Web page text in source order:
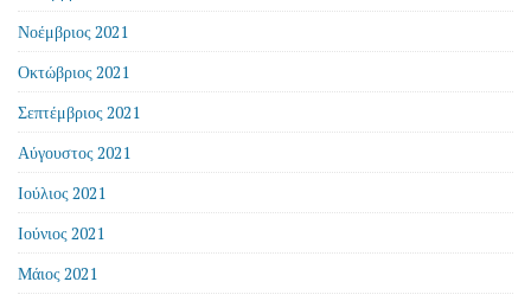
Νοέμβριος 2021
Οκτώβριος 2021
Σεπτέμβριος 2021
Αύγουστος 2021
Ιούλιος 2021
Ιούνιος 2021
Μάιος 2021